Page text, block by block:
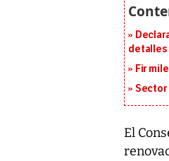
detalles
Fir
Sector
El